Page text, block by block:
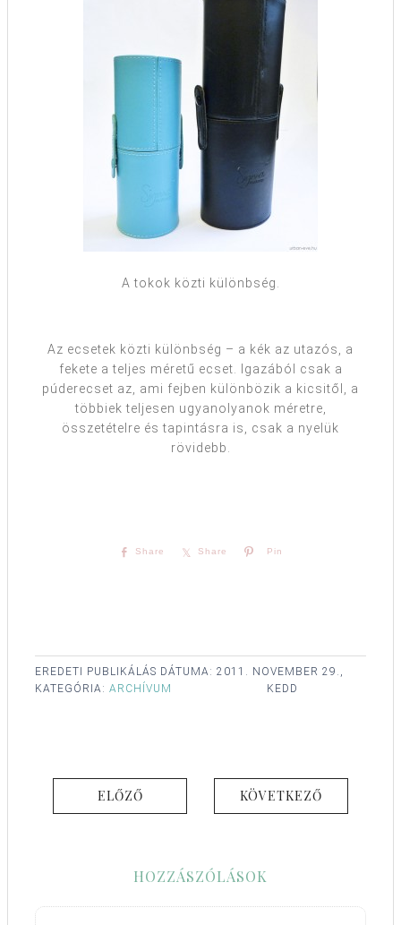
A tokok közti különbség.
Az ecsetek közti különbség – a kék az utazós, a
fekete a teljes méretű ecset. Igazából csak a
púderecset az, ami fejben különbözik a kicsitől, a
többiek teljesen ugyanolyanok méretre,
összetételre és tapintásra is, csak a nyelük
rövidebb.
Share Share Pin
EREDETI PUBLIKÁLÁS DÁTUMA: 2011. NOVEMBER 29.,
KEDD
KATEGÓRIA: ARCHÍVUM
ELŐZŐ KÖVETKEZŐ
HOZZÁSZÓLÁSOK